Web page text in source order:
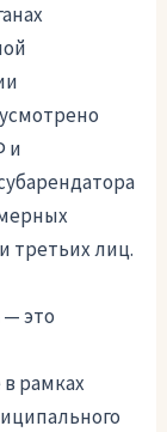
и
третьих лиц.
— это
рамках